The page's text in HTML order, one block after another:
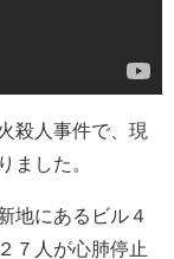
殺人事件で、現
ました。
地にあるビル４
７人が心肺停止